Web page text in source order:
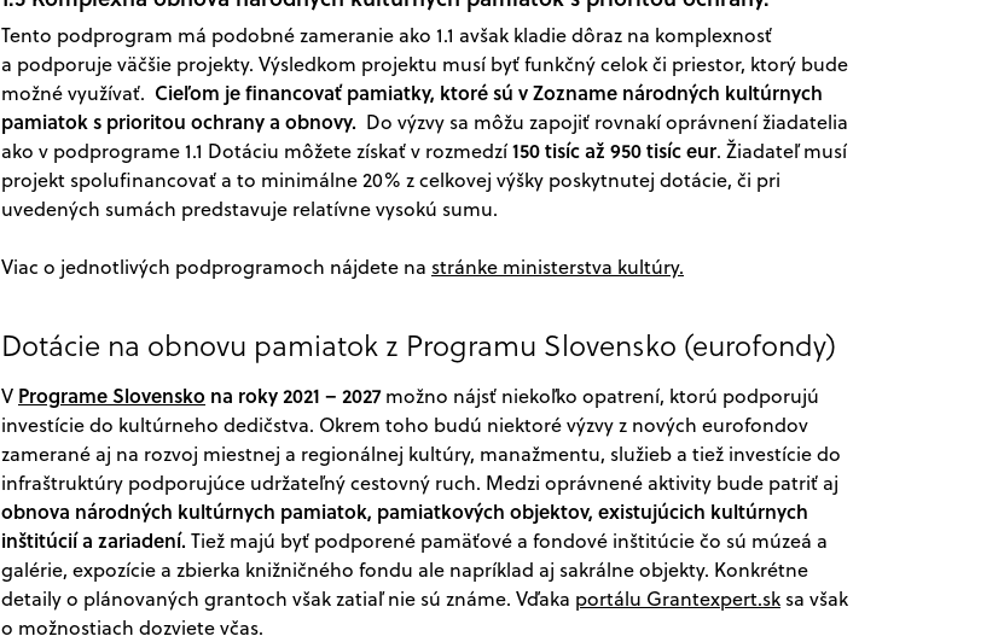
Tento podprogram má podobné zameranie ako 1.1 avšak kladie dôraz na komplexnosť
a podporuje väčšie projekty. Výsledkom projektu musí byť funkčný celok či priestor, ktorý bude
možné využívať. Cieľom je financovať pamiatky, ktoré sú v Zozname národných kultúrnych
pamiatok s prioritou ochrany a obnovy. Do výzvy sa môžu zapojiť rovnakí oprávnení žiadatelia
ako v podprograme 1.1 Dotáciu môžete získať v rozmedzí150 tisíc až 950 tisíc eur. Žiadateľ musí
projekt spolufinancovať a to minimálne 20% z celkovej výšky poskytnutej dotácie, či pri
uvedených sumách predstavuje relatívne vysokú sumu.
Viac o jednotlivých podprogramoch nájdete na stránke ministerstva kultúry.
Dotácie na obnovu pamiatok z Programu Slovensko (eurofondy)
V Programe Slovensko na roky 2021 – 2027možno nájsť niekoľko opatrení, ktorú podporujú
investície do kultúrneho dedičstva. Okrem toho budú niektoré výzvy z nových eurofondov
zamerané aj na rozvoj miestnej a regionálnej kultúry, manažmentu, služieb a tiež investície do
infraštruktúry podporujúce udržateľný cestovný ruch. Medzi oprávnené aktivity bude patriť aj
obnova národných kultúrnych pamiatok, pamiatkových objektov, existujúcich kultúrnych
inštitúcií a zariadení. Tiež majú byť podporené pamäťové a fondové inštitúcie čo sú múzeá a
galérie, expozície a zbierka knižničného fondu ale napríklad aj sakrálne objekty. Konkrétne
detaily o plánovaných grantoch však zatiaľ nie sú známe. Vďaka portálu Grantexpert.sk sa však
o možnostiach dozviete včas.